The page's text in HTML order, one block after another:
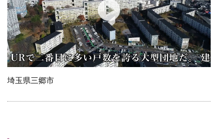
埼玉県三郷市